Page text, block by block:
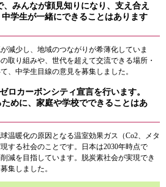
みんなが顔見知りになり、支え合え
学生が一緒にできることはあります
減少し、地域のつながりが希薄化していま
取り組みや、世代を超えて交流できる場所・
、中学生目線の意見を募集しました。
ロカーボンシティ宣言を行います。
めに、家庭や学校でできることはあ
温暖化の原因となる温室効果ガス（Co2、メタ
する社会のことです。日本は2030年時点で
減を目指しています。脱炭素社会が実現でき
集しました。